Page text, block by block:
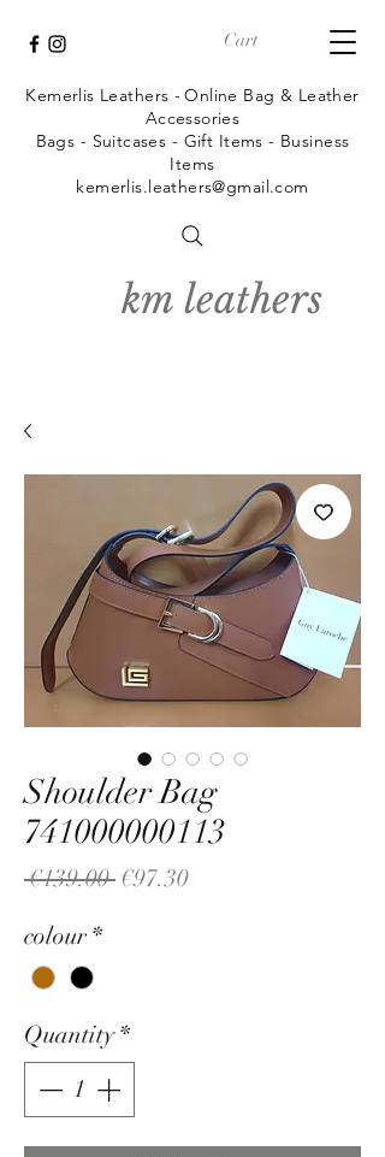
Cart
km leathers
Kemerlis Leathers - Online Bag & Leather
Accessories
Bags - Suitcases - Gift Items - Business
Items
kemerlis.leathers@gmail.com
Shoulder Bag
741000000113
€139.00 Regular
€97.30Sale
colour *
Quantity *